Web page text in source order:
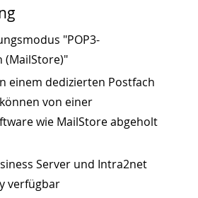
"POP3-
(MailStore)"
einem dedizierten Postfach
von einer
wie MailStore abgeholt
Server und Intra2net
verfügbar